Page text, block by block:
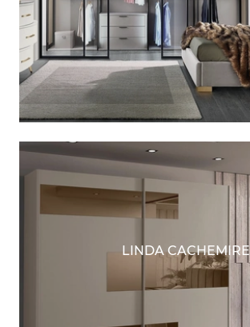
LINDA CACHEMIRE